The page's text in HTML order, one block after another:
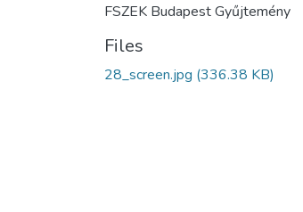
FSZEK Budapest Gyűjtemény
Files
28_screen.jpg (336.38 KB)